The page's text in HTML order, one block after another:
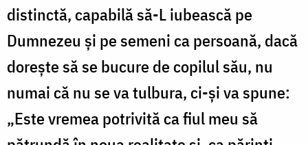
distinctă, capabilă să-L iubească pe
Dumnezeu şi pe semeni ca persoană, dacă
doreşte să se bucure de copilul său, nu
numai că nu se va tulbura, ci-şi va spune:
„Este vremea potrivită ca fiul meu să